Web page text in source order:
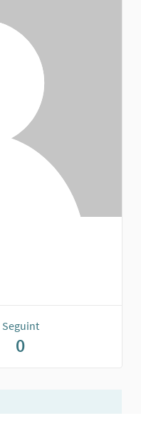
Seguint
0